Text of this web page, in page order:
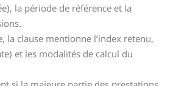
la période de référence et la
la clause mentionne l’index retenu,
et les modalités de calcul du